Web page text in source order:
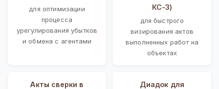
для оптимизации
процесса
урегулирования убытков
и обмена с агентами
КС-3)
для быстрого
визирования актов
выполненных работ на
объектах
Акты сверки в
Диадок для